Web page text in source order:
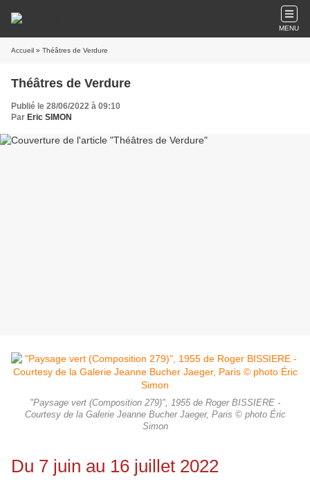
MENU
Accueil » Théâtres de Verdure
Théâtres de Verdure
Publié le 28/06/2022 à 09:10
Par Eric SIMON
"Paysage vert (Composition 279)", 1955 de Roger BISSIERE -
Courtesy de la Galerie Jeanne Bucher Jaeger, Paris © photo Éric
Simon
Du 7 juin au 16 juillet 2022